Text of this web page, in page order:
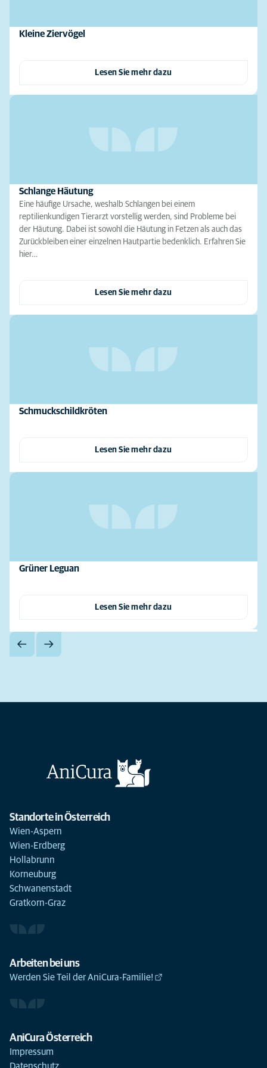
Kleine Ziervögel
Lesen Sie mehr dazu
Schlange Häutung
Eine häufige Ursache, weshalb Schlangen bei einem
reptilienkundigen Tierarzt vorstellig werden, sind Probleme bei
der Häutung. Dabei ist sowohl die Häutung in Fetzen als auch das
Zurückbleiben einer einzelnen Hautpartie bedenklich. Erfahren Sie
hier…
Lesen Sie mehr dazu
Schmuckschildkröten
Lesen Sie mehr dazu
Grüner Leguan
Lesen Sie mehr dazu
Standorte in Österreich
Wien-Aspern
Wien-Erdberg
Hollabrunn
Korneuburg
Schwanenstadt
Gratkorn-Graz
Arbeiten bei uns
Werden Sie Teil der AniCura-Familie!
AniCura Österreich
Impressum